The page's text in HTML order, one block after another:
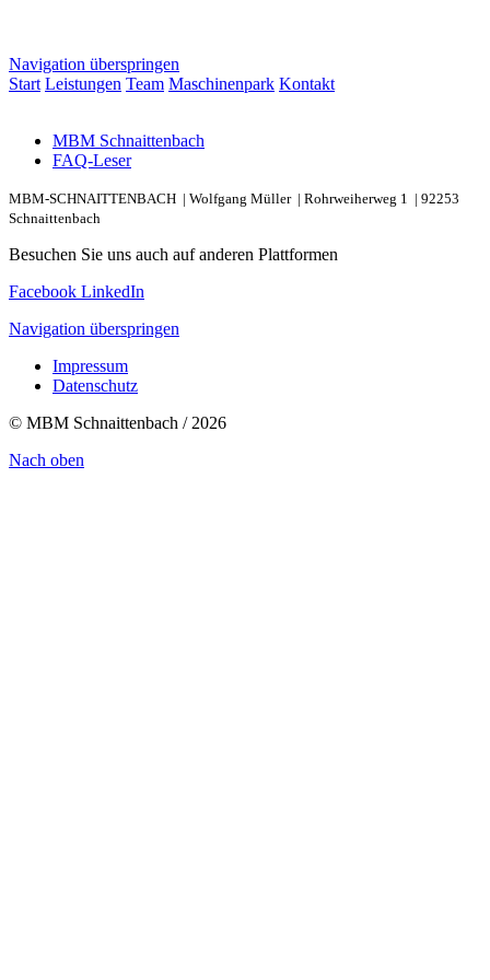
Navigation überspringen
Start Leistungen Team Maschinenpark Kontakt
MBM Schnaittenbach
FAQ-Leser
MBM-SCHNAITTENBACH | Wolfgang Müller | Rohrweiherweg 1 | 92253
Schnaittenbach
Besuchen Sie uns auch auf anderen Plattformen
Facebook LinkedIn
Navigation überspringen
Impressum
Datenschutz
© MBM Schnaittenbach / 2026
Nach oben